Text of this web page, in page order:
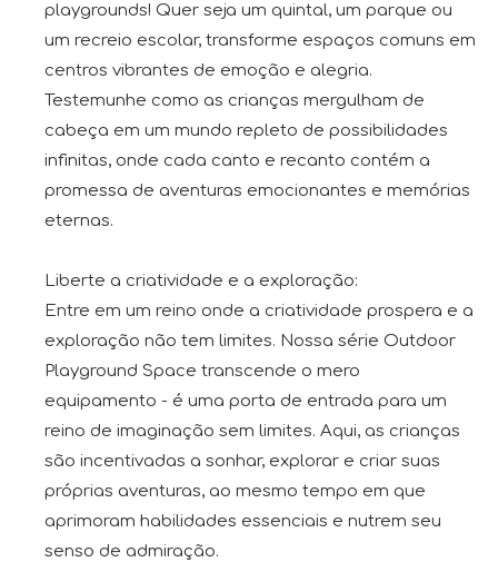
playgrounds! Quer seja um quintal, um parque ou
um recreio escolar, transforme espaços comuns em
centros vibrantes de emoção e alegria.
Testemunhe como as crianças mergulham de
cabeça em um mundo repleto de possibilidades
infinitas, onde cada canto e recanto contém a
promessa de aventuras emocionantes e memórias
eternas.
Liberte a criatividade e a exploração:
Entre em um reino onde a criatividade prospera e a
exploração não tem limites. Nossa série Outdoor
Playground Space transcende o mero
equipamento - é uma porta de entrada para um
reino de imaginação sem limites. Aqui, as crianças
são incentivadas a sonhar, explorar e criar suas
próprias aventuras, ao mesmo tempo em que
aprimoram habilidades essenciais e nutrem seu
senso de admiração.